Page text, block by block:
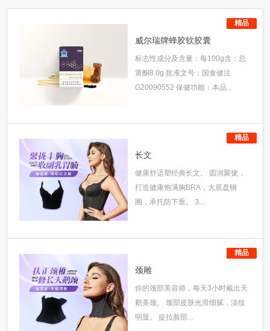
精品
威尔瑞牌蜂胶软胶囊
标志性成分及含量：每100g含：总
黄酮8.0g 批准文号：国食健注
G20090552 保健功能：本品...
精品
长文
健康舒适塑经典长文。 圆润聚拢，
打造健康饱满胸BRA，大底盘钢
圈，承托防下垂。 3...
精品
颈雕
你的颈部美容师，每天3小时戴出天
鹅美颈。 颈部皮肤光滑细腻，淡纹
明显。 提拉脸部...